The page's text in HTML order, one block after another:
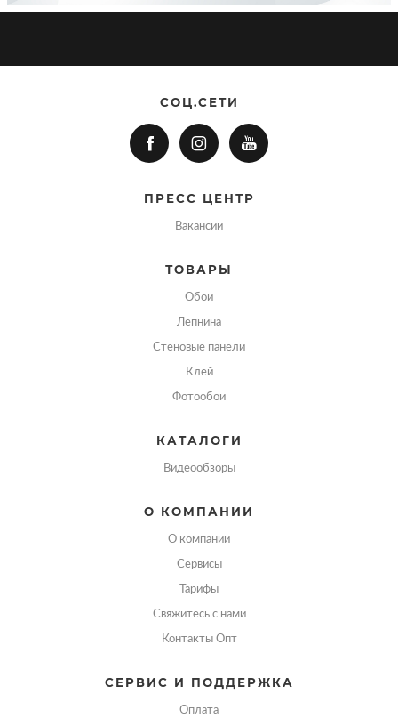
СОЦ.СЕТИ
ПРЕСС ЦЕНТР
Вакансии
ТОВАРЫ
Обои
Лепнина
Стеновые панели
Клей
Фотообои
КАТАЛОГИ
Видеообзоры
О КОМПАНИИ
О компании
Сервисы
Тарифы
Свяжитесь с нами
Контакты Опт
СЕРВИС И ПОДДЕРЖКА
Оплата